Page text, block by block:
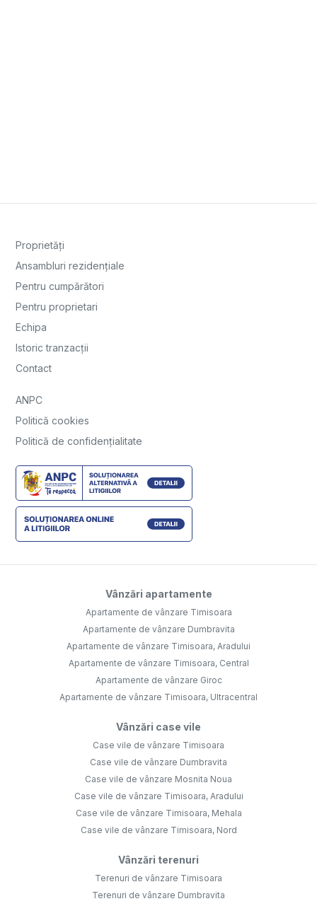
Proprietăți
Ansambluri rezidențiale
Pentru cumpărători
Pentru proprietari
Echipa
Istoric tranzacții
Contact
ANPC
Politică cookies
Politică de confidențialitate
Vânzări apartamente
Apartamente de vânzare Timisoara
Apartamente de vânzare Dumbravita
Apartamente de vânzare Timisoara, Aradului
Apartamente de vânzare Timisoara, Central
Apartamente de vânzare Giroc
Apartamente de vânzare Timisoara, Ultracentral
Vânzări case vile
Case vile de vânzare Timisoara
Case vile de vânzare Dumbravita
Case vile de vânzare Mosnita Noua
Case vile de vânzare Timisoara, Aradului
Case vile de vânzare Timisoara, Mehala
Case vile de vânzare Timisoara, Nord
Vânzări terenuri
Terenuri de vânzare Timisoara
Terenuri de vânzare Dumbravita